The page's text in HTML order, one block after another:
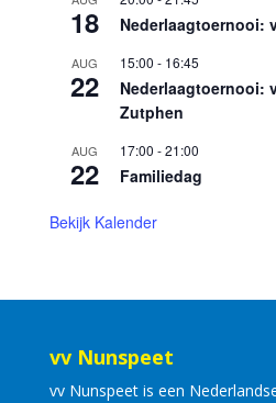
18 Nederlaagtoernooi:
AUG
22
15:00 - 16:45
Nederlaagtoernooi:
Zutphen
AUG
22
17:00 -21:00
Familiedag
Bekijk Kalender
vv Nunspeet
vv Nunspeet is een